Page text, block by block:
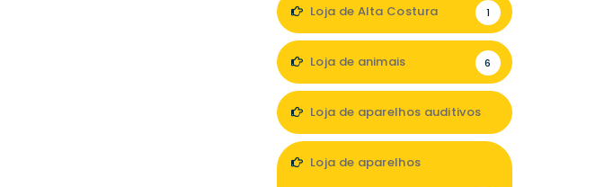
Loja de Alta Costura 1
Loja de animais 6
Loja de aparelhos auditivos
Loja de aparelhos